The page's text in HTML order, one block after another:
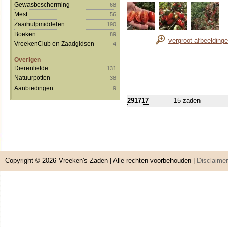
Gewasbescherming 68
Mest 56
Zaaihulpmiddelen 190
Boeken 89
VreekenClub en Zaadgidsen 4
Overigen
Dierenliefde
131
Natuurpotten 38
Aanbiedingen 9
vergroot
291717 15 zaden
Copyright © 2026 Vreeken's Zaden | Alle rechten voorbehouden | Disclaimer